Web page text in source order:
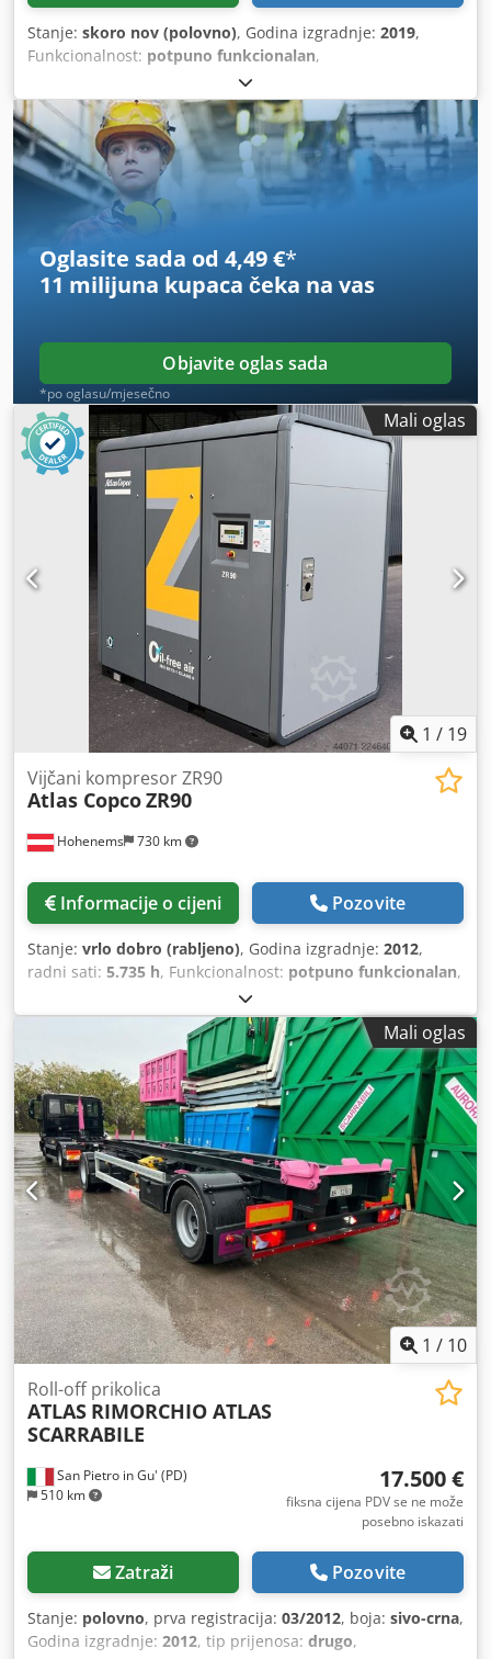
Stanje: skoro nov (polovno), Godina izgradnje: 2019,
Funkcionalnost: potpuno funkcionalan,
Oglasite sada od 4,49 €*
11 milijuna kupaca čeka na vas
Objavite oglas sada
*po oglasu/mjesečno
Mali oglas
1 / 19
Hohenems 730 km
Vijčani kompresor ZR90
Atlas CopcoZR90
Informacije o cijeni Pozovite
Stanje: vrlo dobro (rabljeno), Godina izgradnje: 2012,
radni sati: 5.735 h, Funkcionalnost: potpuno funkcionalan,
Mali oglas
1 / 10
San Pietro in Gu' (PD)
510 km
Roll-off prikolica
ATLAS RIMORCHIO ATLAS
SCARRABILE
17.500 €
fiksna cijena PDV se ne može
posebno iskazati
Zatraži Pozovite
Stanje: polovno, prva registracija: 03/2012, boja: sivo-crna,
Godina izgradnje: 2012, tip prijenosa: drugo,